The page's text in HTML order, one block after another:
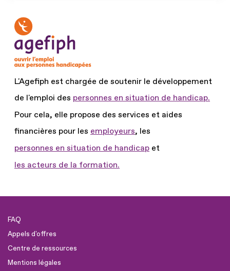
L'Agefiph est chargée de soutenir le développement
de l'emploi des personnes en situation de handicap.
Pour cela, elle propose des services et aides
financières pour les employeurs, les
personnes en situation de handicap et
les acteurs de la formation.
FAQ
Appels d'offres
Centre de ressources
Mentions légales